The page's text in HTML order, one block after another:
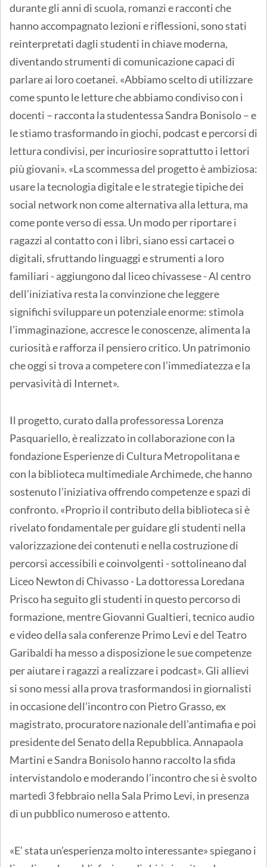
durante gli anni di scuola, romanzi e racconti che
hanno accompagnato lezioni e riflessioni, sono stati
reinterpretati dagli studenti in chiave moderna,
diventando strumenti di comunicazione capaci di
parlare ai loro coetanei. «Abbiamo scelto di utilizzare
come spunto le letture che abbiamo condiviso con i
docenti – racconta la studentessa Sandra Bonisolo – e
le stiamo trasformando in giochi, podcast e percorsi di
lettura condivisi, per incuriosire soprattutto i lettori
più giovani». «La scommessa del progetto è ambiziosa:
usare la tecnologia digitale e le strategie tipiche dei
social network non come alternativa alla lettura, ma
come ponte verso di essa. Un modo per riportare i
ragazzi al contatto con i libri, siano essi cartacei o
digitali, sfruttando linguaggi e strumenti a loro
familiari - aggiungono dal liceo chivassese - Al centro
dell’iniziativa resta la convinzione che leggere
significhi sviluppare un potenziale enorme: stimola
l’immaginazione, accresce le conoscenze, alimenta la
curiosità e rafforza il pensiero critico. Un patrimonio
che oggi si trova a competere con l’immediatezza e la
pervasività di Internet».
Il progetto, curato dalla professoressa Lorenza
Pasquariello, è realizzato in collaborazione con la
fondazione Esperienze di Cultura Metropolitana e
con la biblioteca multimediale Archimede, che hanno
sostenuto l’iniziativa offrendo competenze e spazi di
confronto. «Proprio il contributo della biblioteca si è
rivelato fondamentale per guidare gli studenti nella
valorizzazione dei contenuti e nella costruzione di
percorsi accessibili e coinvolgenti - sottolineano dal
Liceo Newton di Chivasso - La dottoressa Loredana
Prisco ha seguito gli studenti in questo percorso di
formazione, mentre Giovanni Gualtieri, tecnico audio
e video della sala conferenze Primo Levi e del Teatro
Garibaldi ha messo a disposizione le sue competenze
per aiutare i ragazzi a realizzare i podcast». Gli allievi
si sono messi alla prova trasformandosi in giornalisti
in occasione dell’incontro con Pietro Grasso, ex
magistrato, procuratore nazionale dell’antimafia e poi
presidente del Senato della Repubblica. Annapaola
Martini e Sandra Bonisolo hanno raccolto la sfida
intervistandolo e moderando l’incontro che si è svolto
martedì 3 febbraio nella Sala Primo Levi, in presenza
di un pubblico numeroso e attento.
«E’ stata un’esperienza molto interessante» spiegano i